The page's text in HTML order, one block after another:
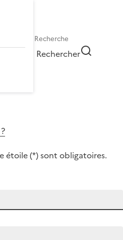
Rechercher
étoile (*) sont obligatoires.